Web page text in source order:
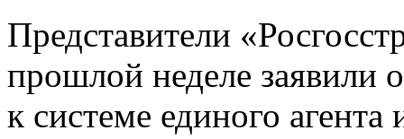
Представители
прошлой неделе заявили
к системе единого